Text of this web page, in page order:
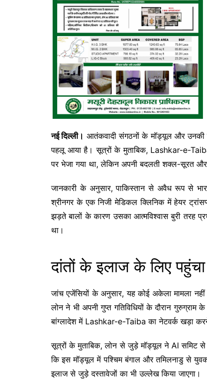
नई दिल्ली। आतंकवादी संगठनों के मॉड्यूल और उनकी
पहलू आया है। सूत्रों के मुताबिक, Lashkar-e-
पर भेजा गया था, लेकिन अपनी बदलती शक्ल-सूरत
जानकारी के अनुसार, पाकिस्तान से अवैध रूप से
श्रीनगर के एक निजी मेडिकल क्लिनिक में हेयर
झड़ते बालों के कारण उसका आत्मविश्वास बुरी तरह
था।
दांतों के इलाज के लिए
जांच एजेंसियों के अनुसार, यह कोई अकेला मामला नहीं
लोन ने भी अपनी गुप्त गतिविधियों के दौरान गुरुग्राम
बांग्लादेश में Lashkar-e-Taiba का नेटवर्क खड़ा
सूत्रों के मुताबिक, लोन से जुड़े मॉड्यूल ने AI समिट से
कि इस मॉड्यूल में पश्चिम बंगाल और तमिलनाडु से
इलाज से जुड़े दस्तावेजों का भी उल्लेख किया जाएगा।